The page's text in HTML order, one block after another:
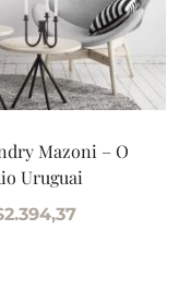
Mazoni – O
Uruguai
2.394,37